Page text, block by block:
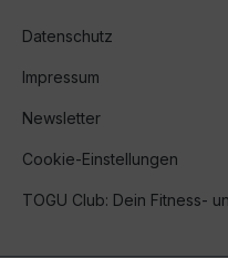
Datenschutz
Impressum
Newsletter
Cookie-Einstellungen
TOGU Club: Dein Fitness-